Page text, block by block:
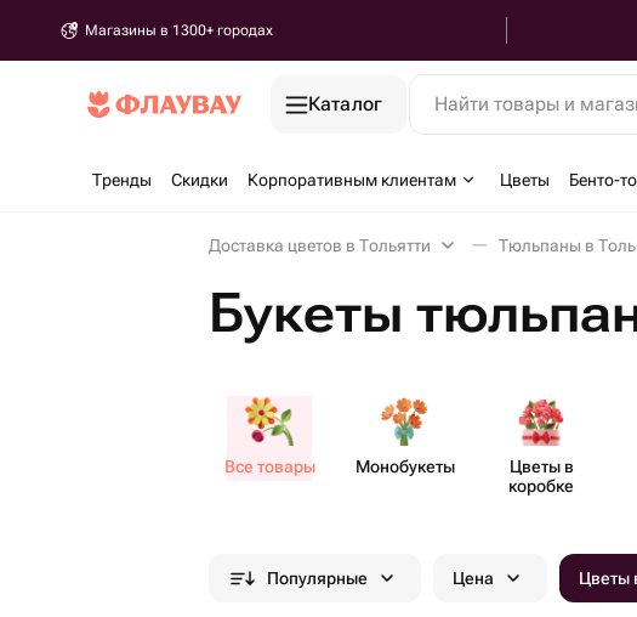
Магазины в 1300+ городах
Каталог Найти товары и
Тренды Скидки Корпоративным клиентам Цветы Бенто-
Доставка цветов в Тольятти Тюльпаны в
Букеты
Все товары Моно​букеты
Цветы в
коробке
Популярные Цена Цветы